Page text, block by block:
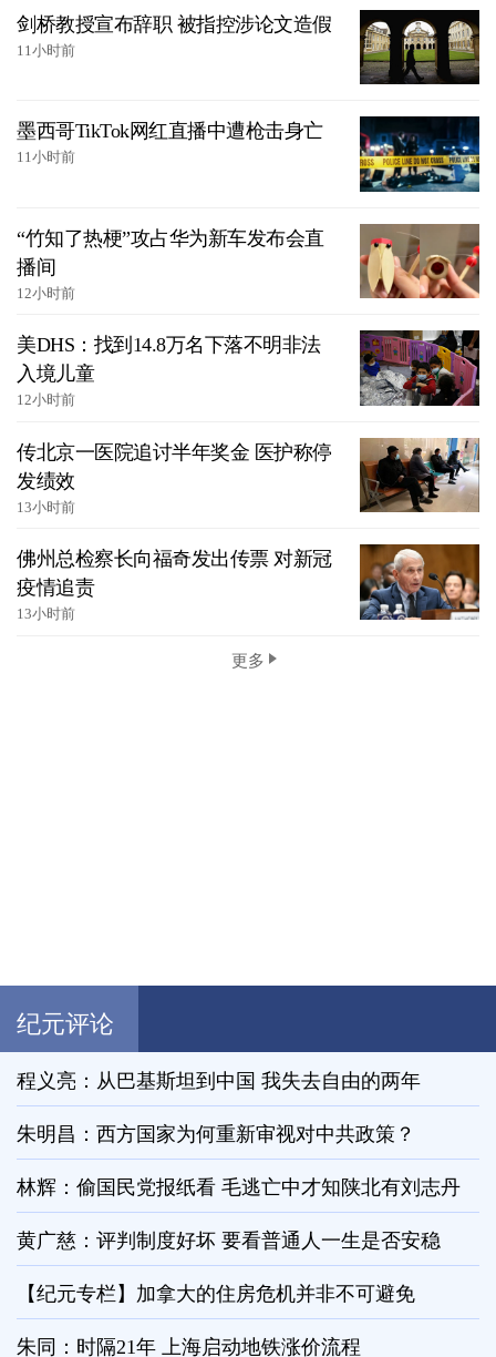
剑桥教授宣布辞职 被指控涉论文造假
11小时前
墨西哥TikTok网红直播中遭枪击身亡
11小时前
“竹知了热梗”攻占华为新车发布会直
播间
12小时前
美DHS：找到14.8万名下落不明非法
入境儿童
12小时前
传北京一医院追讨半年奖金 医护称停
发绩效
13小时前
佛州总检察长向福奇发出传票 对新冠
疫情追责
13小时前
更多
纪元评论
程义亮：从巴基斯坦到中国 我失去自由的两年
朱明昌：西方国家为何重新审视对中共政策？
林辉：偷国民党报纸看 毛逃亡中才知陕北有刘志丹
黄广慈：评判制度好坏 要看普通人一生是否安稳
【纪元专栏】加拿大的住房危机并非不可避免
朱同：时隔21年 上海启动地铁涨价流程